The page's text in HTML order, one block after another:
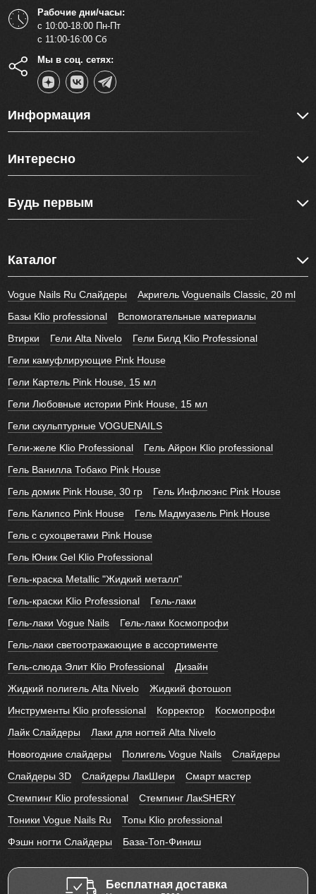
Рабочие дни/часы:
с 10:00-18:00 Пн-Пт
с 11:00-16:00 Сб
Мы в соц. сетях:
Информация
Интересно
Будь первым
Каталог
Vogue Nails Ru Слайдеры
Акригель Voguenails Classic, 20 ml
Базы Klio professional
Вспомогательные материалы
Втирки
Гели Alta Nivelo
Гели Билд Klio Professional
Гели камуфлирующие Pink House
Гели Картель Pink House, 15 мл
Гели Любовные истории Pink House, 15 мл
Гели скульптурные VOGUENAILS
Гели-желе Klio Professional
Гель Айрон Klio professional
Гель Ванилла Тобако Pink House
Гель домик Pink House, 30 гр
Гель Инфлюэнс Pink House
Гель Калипсо Pink House
Гель Мадмуазель Pink House
Гель с сухоцветами Pink House
Гель Юник Gel Klio Professional
Гель-краска Metallic "Жидкий металл"
Гель-краски Klio Professional
Гель-лаки
Гель-лаки Vogue Nails
Гель-лаки Космопрофи
Гель-лаки светоотражающие в ассортименте
Гель-слюда Элит Klio Professional
Дизайн
Жидкий полигель Alta Nivelo
Жидкий фотошоп
Инструменты Klio professional
Корректор
Космопрофи
Лайк Слайдеры
Лаки для ногтей Alta Nivelo
Новогодние слайдеры
Полигель Vogue Nails
Слайдеры
Слайдеры 3D
Слайдеры ЛакШери
Смарт мастер
Стемпинг Klio professional
Стемпинг ЛакSHERY
Тоники Vogue Nails Ru
Топы Klio professional
Фэшн ногти Слайдеры
База-Топ-Финиш
Бесплатная доставка